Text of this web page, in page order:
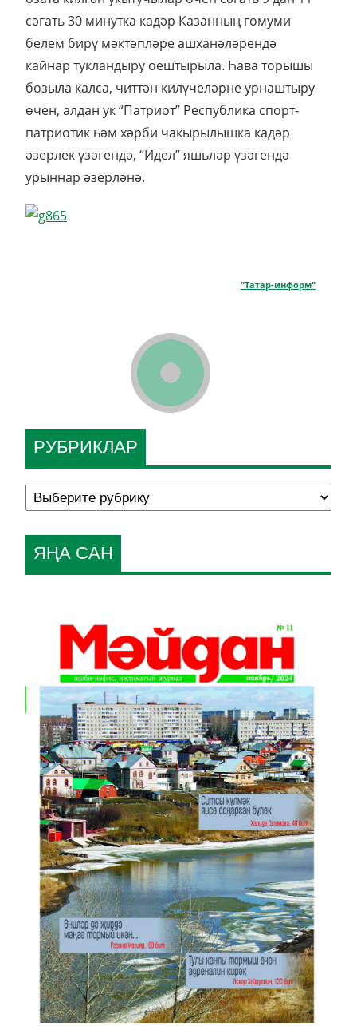
сәгать 30 минутка кадәр Казанның гомуми
белем бирү мәктәпләре ашханәләрендә
кайнар тукландыру оештырыла. Һава торышы
бозыла калса, читтән килүчеләрне урнаштыру
өчен, алдан ук “Патриот” Республика спорт-
патриотик һәм хәрби чакырылышка кадәр
әзерлек үзәгендә, “Идел” яшьләр үзәгендә
урыннар әзерләнә.
"Татар-информ"
РУБРИКЛАР
ЯҢА САН